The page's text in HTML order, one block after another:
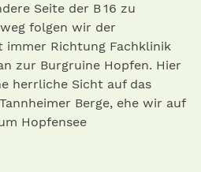
Seite der B 16 zu
folgen wir der
immer Richtung Fachklinik
zur Burgruine Hopfen. Hier
herrliche Sicht auf das
Berge, ehe wir auf
Hopfensee